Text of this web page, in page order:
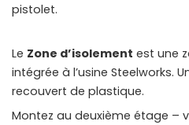
pistolet.
Le Zone d’isolement est une
intégrée à l’usine Steelworks.
recouvert de plastique.
Montez au deuxième étage –